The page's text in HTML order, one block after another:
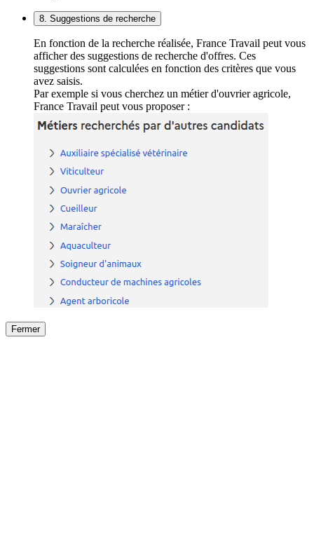
8. Suggestions de recherche
En fonction de la recherche réalisée, France Travail peut vous
afficher des suggestions de recherche d'offres. Ces
suggestions sont calculées en fonction des critères que vous
avez saisis.
Par exemple si vous cherchez un métier d'ouvrier agricole,
France Travail peut vous proposer :
Fermer